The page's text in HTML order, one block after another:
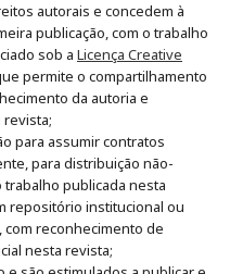
autorais e concedem à
publicação, com o trabalho
sob a Licença Creative
permite o compartilhamento
da autoria e
revista;
para assumir contratos
para distribuição não-
publicada nesta
repositório institucional ou
com reconhecimento de
nesta revista;